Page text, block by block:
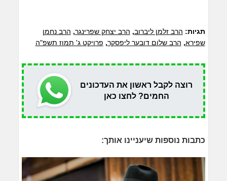
תגיות: הרב זלמן ליברוב, הרב יצחק שפרינגר, הרב נחמן
שפירא, הרב שלום דובער ליפסקר, פרויקט ג' תמוז תשפ"ה
רוצה לקבל ראשון את העדכונים
החמים? לחצו כאן
כתבות נוספות שיעניינו אותך: